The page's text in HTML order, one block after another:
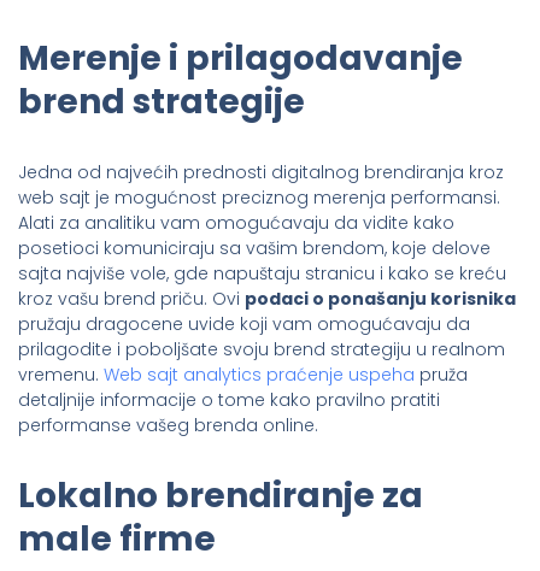
Merenje i prilagodavanje
brend strategije
Jedna od najvećih prednosti digitalnog brendiranja kroz
web sajt je mogućnost preciznog merenja performansi.
Alati za analitiku vam omogućavaju da vidite kako
posetioci komuniciraju sa vašim brendom, koje delove
sajta najviše vole, gde napuštaju stranicu i kako se kreću
kroz vašu brend priču. Ovi podaci o ponašanju korisnika
pružaju dragocene uvide koji vam omogućavaju da
prilagodite i poboljšate svoju brend strategiju u realnom
vremenu. Web sajt analytics praćenje uspeha pruža
detaljnije informacije o tome kako pravilno pratiti
performanse vašeg brenda online.
Lokalno brendiranje za
male firme